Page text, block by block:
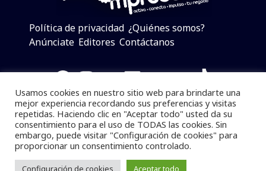
Política de privacidad ¿Quiénes somos?
Anúnciate Editores Contáctanos
Facebook
Instagram
Twitter
LinkedIn
Telegram
YouTube
TikTok
Pymempresario © 2025 Todos los derechos reservados.
Se prohibe el uso de la información total o parcial sin
dar referencia a la fuente.
Usamos cookies en nuestro sitio web para brindarte una
mejor experiencia recordando sus preferencias y visitas
repetidas. Haciendo clic en "Aceptar todo" usted da su
consentimiento para el uso de TODAS las cookies. Sin
embargo, puede visitar "Configuración de cookies" para
proporcionar un consentimiento controlado.
Configuración de cookies Aceptar todo